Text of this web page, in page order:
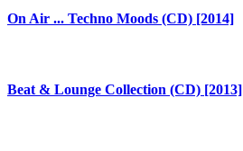
On Air ... Techno Moods (CD) [2014]
Beat & Lounge Collection (CD) [2013]